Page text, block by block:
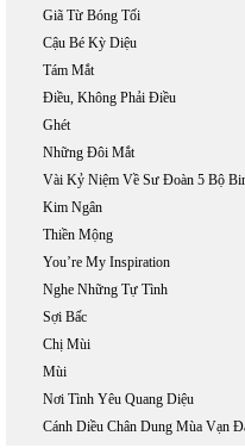
Giã Từ Bóng Tối
Cậu Bé Kỳ Diệu
Tám Mắt
Điều, Không Phải Điều
Ghét
Những Đôi Mắt
Vài Kỷ Niệm Về Sư Đoàn 5 Bộ
Kim Ngân
Thiền Mộng
You’re My Inspiration
Nghe Những Tự Tình
Sợi Bấc
Chị Mùi
Mùi
Nơi Tình Yêu Quang Diệu
Cánh Diều Chân Dung Mùa Vạn